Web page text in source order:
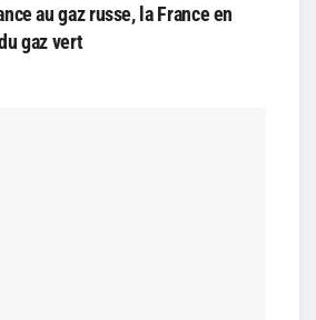
au gaz russe, la France en
gaz vert